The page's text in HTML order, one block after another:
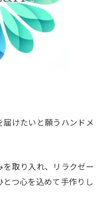
けたいと願うハンドメ
取り入れ、リラクゼー
つ心を込めて手作りし